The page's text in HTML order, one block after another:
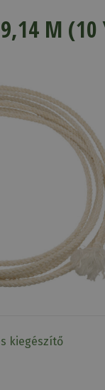
M (10
kiegészítő